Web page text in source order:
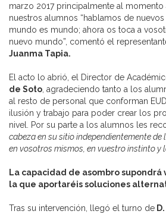
marzo 2017 principalmente al momento
nuestros alumnos “hablamos de
mundo es mundo; ahora os toca a
nuevo mundo”, comentó el
Juanma Tapia.
El acto lo abrió, el Director de
de Soto, agradeciendo tanto a los
al resto de personal que conforman
ilusión y trabajo para poder crear los
nivel. Por su parte a los alumnos les
cabeza en su sitio independientemente de
en vosotros mismos, en vuestro instinto y
La capacidad de asombro
la que aportaréis soluciones
Tras su intervención, llegó el turno de